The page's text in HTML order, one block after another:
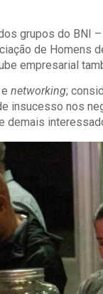
grupos do BNI
de Homens
empresarial
networking;
insucesso nos
demais